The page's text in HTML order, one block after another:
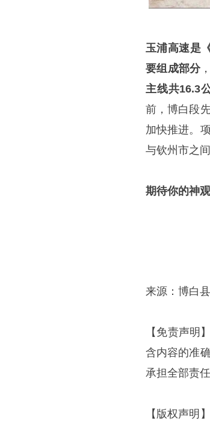
玉浦高速是
要组成部分
主线共16.3
前，博白段
加快推进。
与钦州市之
期待你的神
来源：博白
【免责声明
含内容的准
承担全部责
【版权声明